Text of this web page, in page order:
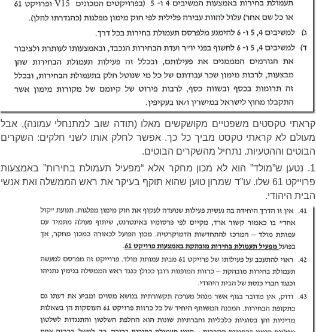
קראתי טקסטים משפטיים מקושקשים מאלו (תודה שוב למתנחלי עמונה), אבל
מעולם לא קראתי טקסט מביך כל כך. אפשר לחלק אותו לשני חלקים: השקרים
הבוטים וההטעיות. נתחיל מהשקרים הבוטים.
1. נטען ש”מולד” הוא לא מכון מחקר אלא “מפעיל תעמולת בחירות” באמצעות
פרוייקט 61 שלו. עו”ד שמרון טוען שהוא תוקף בעיקר את ראש הממשלה ואת אנשי
הבית היהודי.